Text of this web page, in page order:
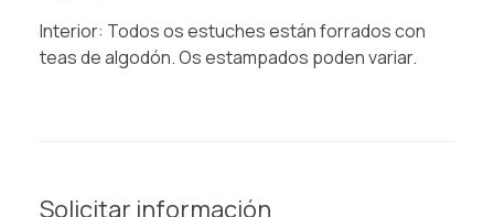
Interior: Todos os estuches están forrados con
teas de algodón. Os estampados poden variar.
Solicitar información